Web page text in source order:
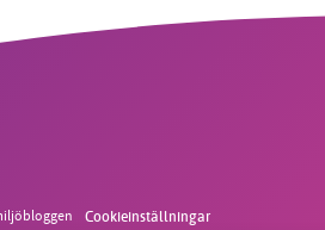
Cookieinställningar